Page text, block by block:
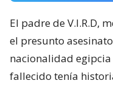
El padre de V.I.R.D,
el presunto
nacionalidad egipcia
fallecido tenía